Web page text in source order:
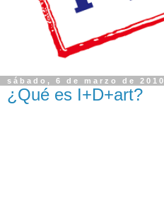
sábado, 6 de marzo de 2010
¿Qué es I+D+art?